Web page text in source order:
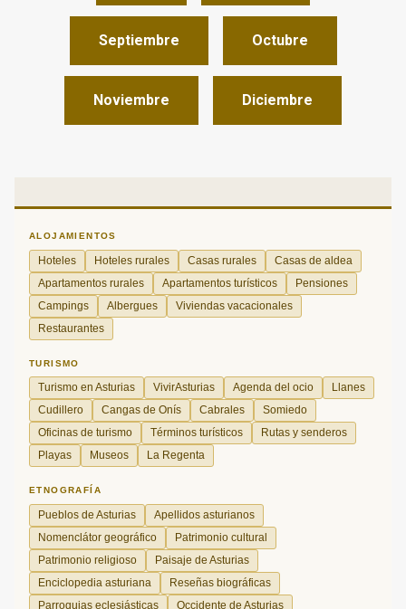
Septiembre Octubre
Noviembre Diciembre